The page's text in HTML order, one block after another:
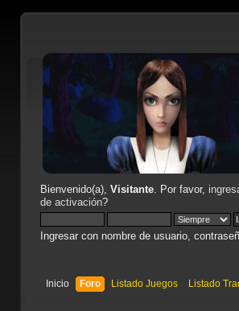
Bienvenido(a), Visitante. Por favor,
de activación?
Ingresar con nombre de usuario,
Inicio Foro Listado Juegos Listado